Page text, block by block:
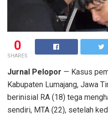
0
SHARES
Jurnal Pelopor — Kasus
Kabupaten Lumajang, Jawa
berinisial RA (18) tega
sendiri, MTA (22), setelah